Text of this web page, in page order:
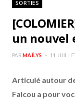
SORTIES
un nouvel
PAR MAÏLYS 11
Articulé autour
Falcou a pour